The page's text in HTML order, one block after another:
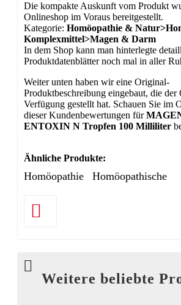
Die kompakte Auskunft vom Produkt
Onlineshop im Voraus bereitgestellt.
Kategorie: Homöopathie &
Komplexmittel>Magen & Darm
In dem Shop kann man hinterlegte
Produktdatenblätter noch mal in aller
Weiter unten haben wir eine Original-
Produktbeschreibung eingebaut, die der
Verfügung gestellt hat. Schauen Sie im
dieser Kundenbewertungen für
ENTOXIN N Tropfen 100 Milliliter
Ähnliche Produkte:
Homöopathie Homöopathische
Weitere beliebte